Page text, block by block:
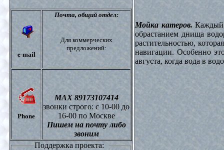
e-mail
Почта, общий отдел:
Для коммерческих
предложений:
Phone
МАХ 89173107414
звонки строго: с 10-00 до
16-00 по Москве
Пишем на почту либо
звоним
Поддержка проекта:
Мойка катеров.Каждый
обрастанием днища
растительностью,
навигации. Особенно
августа, когда вода в